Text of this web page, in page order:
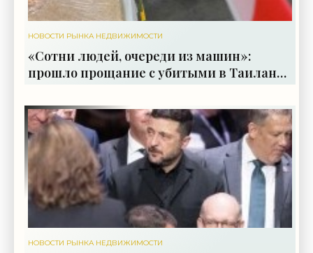
НОВОСТИ РЫНКА НЕДВИЖИМОСТИ
«Сотни людей, очереди из машин»:
прошло прощание с убитыми в Таиланде
Дианой и Романом - «Недвижимость»
НОВОСТИ РЫНКА НЕДВИЖИМОСТИ